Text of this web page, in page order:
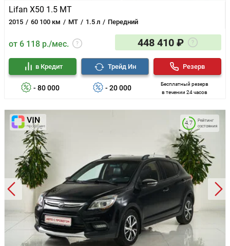
Lifan X50 1.5 MT
2015 60 100 км MT 1.5 л Передний
от 6 118 р./мес. 448 410 ₽
- 80 000
в Кредит
- 20 000
Трейд Ин
Бесплатный резерв
в течении 24 часов
Резерв
Рейтинг
состояния
4.7